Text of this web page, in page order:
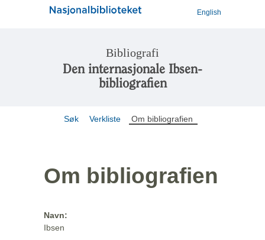
English
Bibliografi
Den internasjonale Ibsen-
bibliografien
Søk Verkliste Om bibliografien
Om bibliografien
Navn:
Ibsen